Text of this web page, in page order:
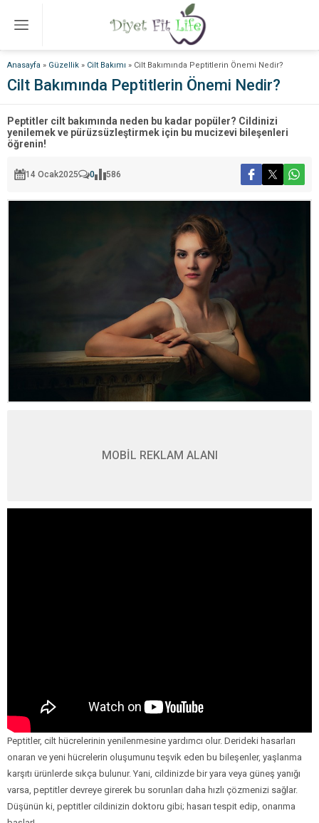
Anasayfa » Güzellik » Cilt Bakımı » Cilt Bakımında Peptitlerin Önemi Nedir?
Cilt Bakımında Peptitlerin Önemi Nedir?
Peptitler cilt bakımında neden bu kadar popüler? Cildinizi
yenilemek ve pürüzsüzleştirmek için bu mucizevi bileşenleri
öğrenin!
14 Ocak2025 0 586
MOBİL REKLAM ALANI
Peptitler, cilt hücrelerinin yenilenmesine yardımcı olur. Derideki hasarları
onaran ve yeni hücrelerin oluşumunu teşvik eden bu bileşenler, yaşlanma
karşıtı ürünlerde sıkça bulunur. Yani, cildinizde bir yara veya güneş yanığı
varsa, peptitler devreye girerek bu sorunları daha hızlı çözmenizi sağlar.
Düşünün ki, peptitler cildinizin doktoru gibi; hasarı tespit edip, onarıma